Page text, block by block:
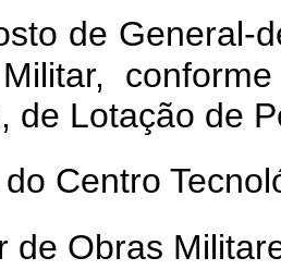
de General-
de Lotação de
Centro
de Obras